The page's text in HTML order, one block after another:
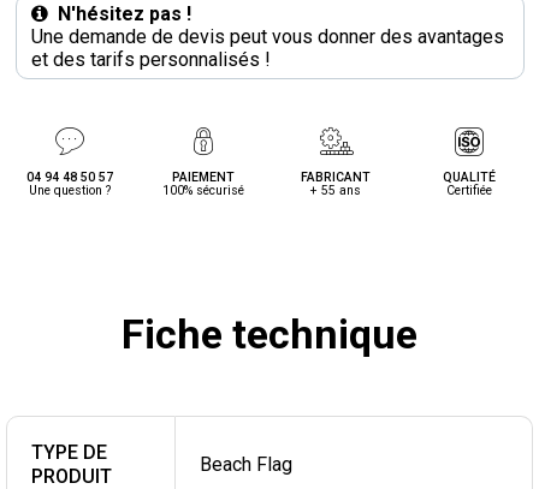
N'hésitez pas !
Une demande de devis peut vous donner des avantages
et des tarifs personnalisés !
04 94 48 50 57
Une question ?
PAIEMENT
100% sécurisé
FABRICANT
+ 55 ans
QUALITÉ
Certifiée
Fiche technique
TYPE DE
PRODUIT
Beach Flag